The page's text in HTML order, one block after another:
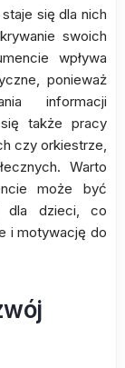
się dla nich
swoich
wpływa
ponieważ
informacji
także pracy
czy orkiestrze,
Warto
może być
dla dzieci, co
i motywację do